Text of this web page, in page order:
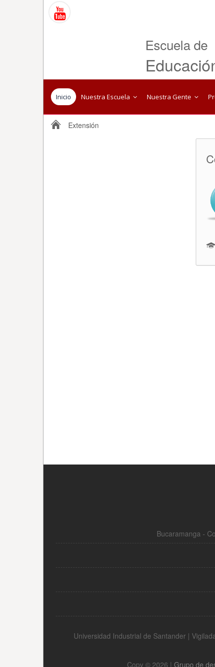
Escuela de
Inicio Nuestra Escuela Nuestra Gente
Extensión
Bucaramanga -
Universidad Industrial de Santander |
Copy © 2026 | Grupo de